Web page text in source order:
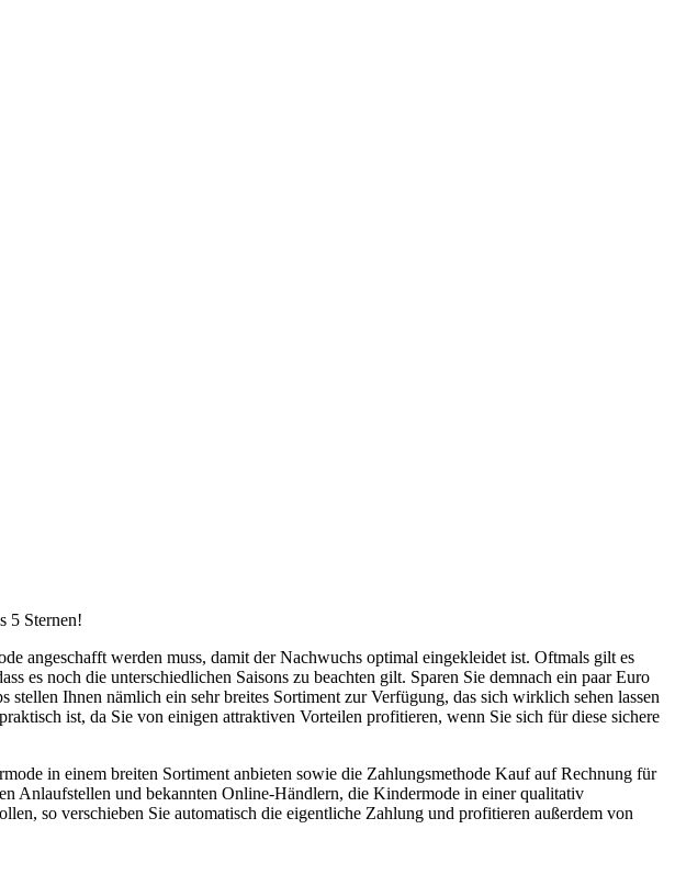
5 Sternen!
angeschafft werden muss, damit der Nachwuchs optimal eingekleidet ist. Oftmals gilt es
es noch die unterschiedlichen Saisons zu beachten gilt. Sparen Sie demnach ein paar Euro
Ihnen nämlich ein sehr breites Sortiment zur Verfügung, das sich wirklich sehen lassen
ist, da Sie von einigen attraktiven Vorteilen profitieren, wenn Sie sich für diese sichere
in einem breiten Sortiment anbieten sowie die Zahlungsmethode Kauf auf Rechnung für
Anlaufstellen und bekannten Online-Händlern, die Kindermode in einer qualitativ
so verschieben Sie automatisch die eigentliche Zahlung und profitieren außerdem von